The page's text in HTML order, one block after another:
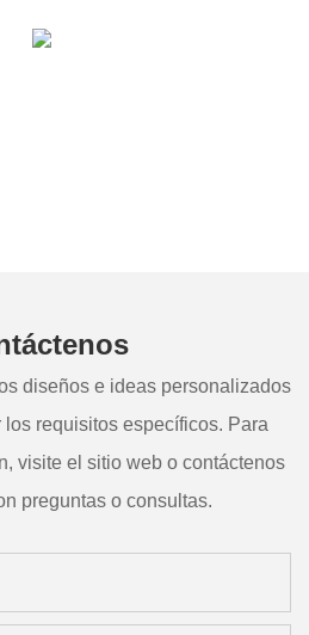
diseños e ideas personalizados
requisitos específicos. Para
visite el sitio web o contáctenos
preguntas o consultas.